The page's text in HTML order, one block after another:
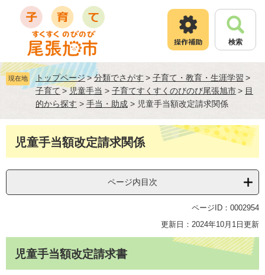
頭
飛
本
検索
現在地 トップページ>分類でさがす > 子育て・教育・生涯学習 >
子育て >児童手当 > 子育てすくすくのびのび尾張旭市> 目
的から探す > 手当・助成 > 児童手当額改定請求関係
児童手当額改定請求関係
ページ内目次
ページID：0002954
更新日：2024年10月1日更新
児童手当額改定請求書